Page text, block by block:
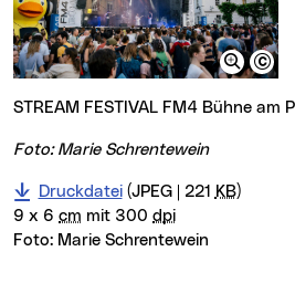
STREAM FESTIVAL FM4 Bühne am
Foto: Marie Schrentewein
Druckdatei(JPEG | 221 KB)
9 x 6 cm mit 300 dpi
Foto: Marie Schrentewein